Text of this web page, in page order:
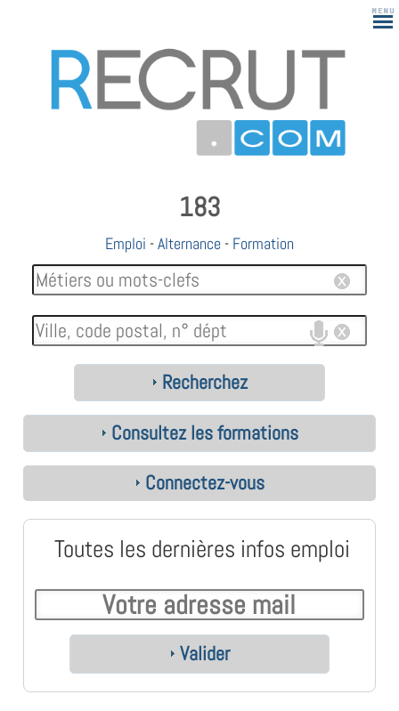
183
Emploi -Alternance - Formation
Recherchez
Consultez les formations
Connectez-vous
Toutes les dernières infos emploi
Valider